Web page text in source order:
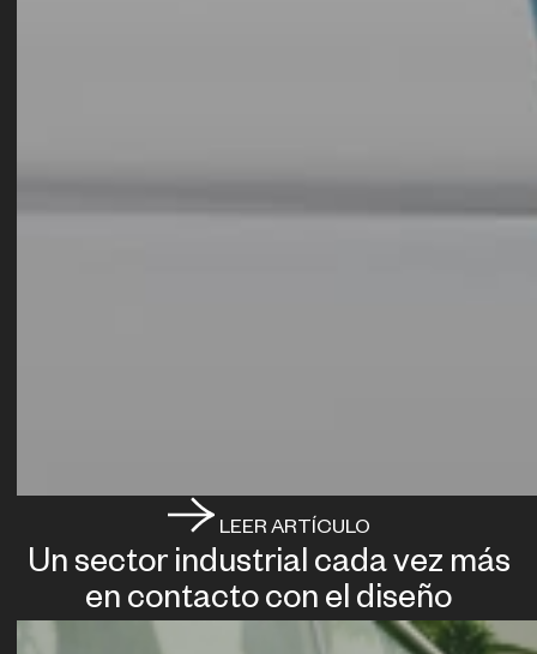
LEER ARTÍCULO
Un sector industrial cada vez más
en contacto con el diseño